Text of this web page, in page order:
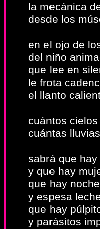
la mecánica
desde los
en el ojo de
del niño
que lee en
le frota
el llanto
cuántos
cuántas
sabrá que
y que hay
que hay
y espesa
que hay
y parásitos